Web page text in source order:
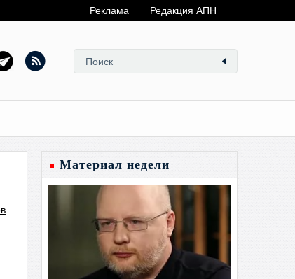
Реклама Редакция АПН
Материал недели